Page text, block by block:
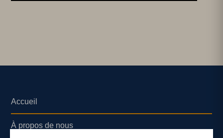
Accueil
À propos de nous